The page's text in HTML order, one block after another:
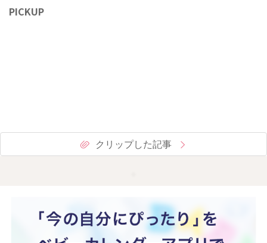
PICKUP
クリップした記事